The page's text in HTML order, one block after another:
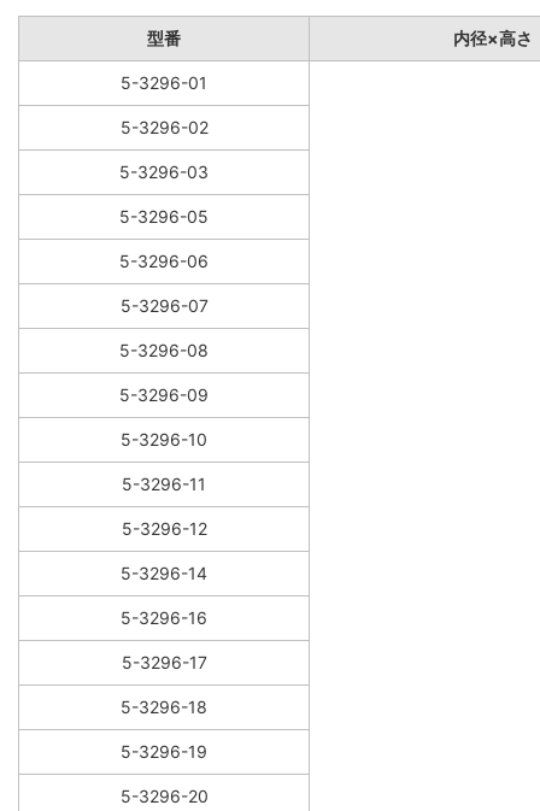
型番 内径×高さ
5-3296-01
5-3296-02
5-3296-03
5-3296-05
5-3296-06
5-3296-07
5-3296-08
5-3296-09
5-3296-10
5-3296-11
5-3296-12
5-3296-14
5-3296-16
5-3296-17
5-3296-18
5-3296-19
5-3296-20